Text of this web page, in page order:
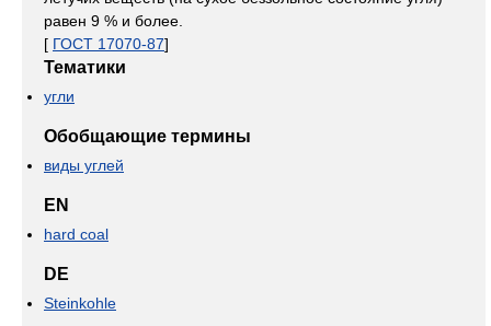
равен 9 % и более.
[ ГОСТ 17070-87]
Тематики
угли
Обобщающие термины
виды углей
EN
hard coal
DE
Steinkohle